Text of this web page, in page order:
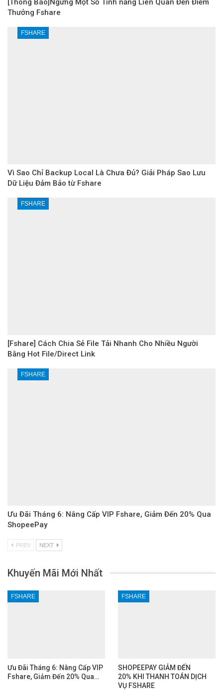
[Thông Báo]Ngừng Một Số Tính năng Liên Quan Đến Điểm
Thưởng Fshare
FSHARE
Vì Sao Chỉ Backup Local Là Chưa Đủ? Giải Pháp Sao Lưu
Dữ Liệu Đảm Bảo từ Fshare
FSHARE
[Fshare] Cách Chia Sẻ File Tải Nhanh Cho Nhiều Người
Bằng Hot File/Direct Link
FSHARE
Ưu Đãi Tháng 6: Nâng Cấp VIP Fshare, Giảm Đến 20% Qua
ShopeePay
PREV NEXT
Khuyến Mãi Mới Nhất
FSHARE
Ưu Đãi Tháng 6: Nâng Cấp VIP
Fshare, Giảm Đến 20% Qua…
FSHARE
SHOPEEPAY GIẢM ĐẾN
20% KHI THANH TOÁN DỊCH
VỤ FSHARE